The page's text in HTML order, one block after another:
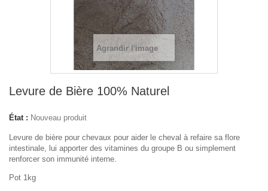
Agrandir l'image
Levure de Bière 100% Naturel
État : Nouveau produit
Levure de bière pour chevaux pour aider le cheval à refaire sa flore
intestinale, lui apporter des vitamines du groupe B ou simplement
renforcer son immunité interne.
Pot 1kg